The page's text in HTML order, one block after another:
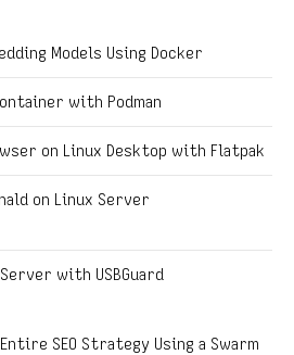
Models Using Docker
with Podman
on Linux Desktop with Flatpak
on Linux Server
with USBGuard
SEO Strategy Using a Swarm